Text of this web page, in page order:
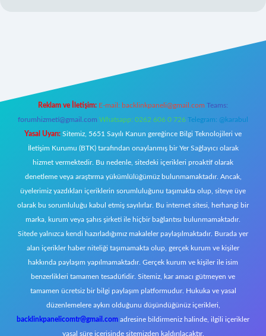
Reklam ve İletişim: E-mail: backlinkpaneli@gmail.com Teams:
forumhizmeti@gmail.com Whatsapp: 0262 606 0 726 Telegram: @karabul
Yasal Uyarı: Sitemiz, 5651 Sayılı Kanun gereğince Bilgi Teknolojileri ve
İletişim Kurumu (BTK) tarafından onaylanmış bir Yer Sağlayıcı olarak
hizmet vermektedir. Bu nedenle, sitedeki içerikleri proaktif olarak
denetleme veya araştırma yükümlülüğümüz bulunmamaktadır. Ancak,
üyelerimiz yazdıkları içeriklerin sorumluluğunu taşımakta olup, siteye üye
olarak bu sorumluluğu kabul etmiş sayılırlar. Bu internet sitesi, herhangi bir
marka, kurum veya şahıs şirketi ile hiçbir bağlantısı bulunmamaktadır.
Sitede yalnızca kendi hazırladığımız makaleler paylaşılmaktadır. Burada yer
alan içerikler haber niteliği taşımamakta olup, gerçek kurum ve kişiler
hakkında paylaşım yapılmamaktadır. Gerçek kurum ve kişiler ile isim
benzerlikleri tamamen tesadüfidir. Sitemiz, kar amacı gütmeyen ve
tamamen ücretsiz bir bilgi paylaşım platformudur. Hukuka ve yasal
düzenlemelere aykırı olduğunu düşündüğünüz içerikleri,
backlinkpanelicomtr@gmail.com adresine bildirmeniz halinde, ilgili içerikler
yasal süre içerisinde sitemizden kaldırılacaktır.